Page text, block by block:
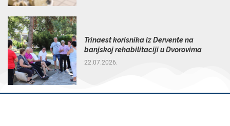
Trinaest korisnika iz Dervente na
banjskoj rehabilitaciji u Dvorovima
22.07.2026.